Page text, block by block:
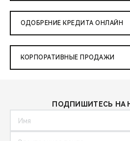
ОДОБРЕНИЕ КРЕДИТА ОНЛАЙН
КОРПОРАТИВНЫЕ ПРОДАЖИ
ПОДПИШИТЕСЬ НА